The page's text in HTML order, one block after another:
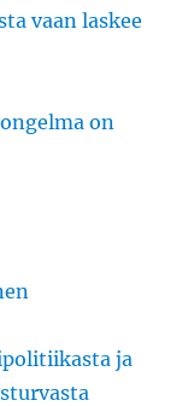
vaan laskee
on
ja